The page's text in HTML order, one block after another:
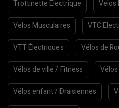
Trottinette Electrique Velos
Velos Musculaires VTC
VTT Électriques Vélos de
Vélos de ville / Fitness
Vélos enfant / Draisiennes